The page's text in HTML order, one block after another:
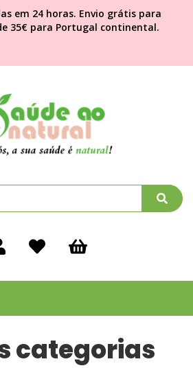
em 24 horas. Envio grátis para
35€ para Portugal continental.
categorias